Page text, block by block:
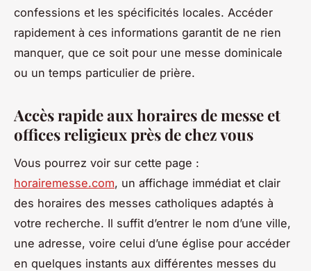
confessions et les spécificités locales. Accéder
rapidement à ces informations garantit de ne rien
manquer, que ce soit pour une messe dominicale
ou un temps particulier de prière.
Accès rapide aux horaires de messe et
offices religieux près de chez vous
Vous pourrez voir sur cette page :
horairemesse.com, un affichage immédiat et clair
des horaires des messes catholiques adaptés à
votre recherche. Il suffit d’entrer le nom d’une ville,
une adresse, voire celui d’une église pour accéder
en quelques instants aux différentes messes du